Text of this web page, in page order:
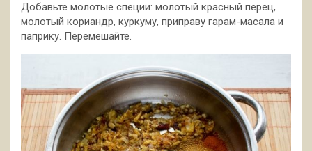
Добавьте молотые специи: молотый красный перец,
молотый кориандр, куркуму, приправу гарам-масала и
паприку. Перемешайте.